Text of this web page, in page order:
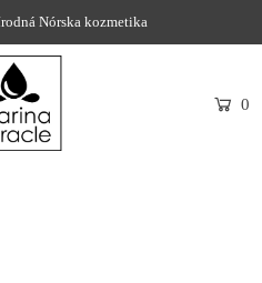
Nórska kozmetika
0